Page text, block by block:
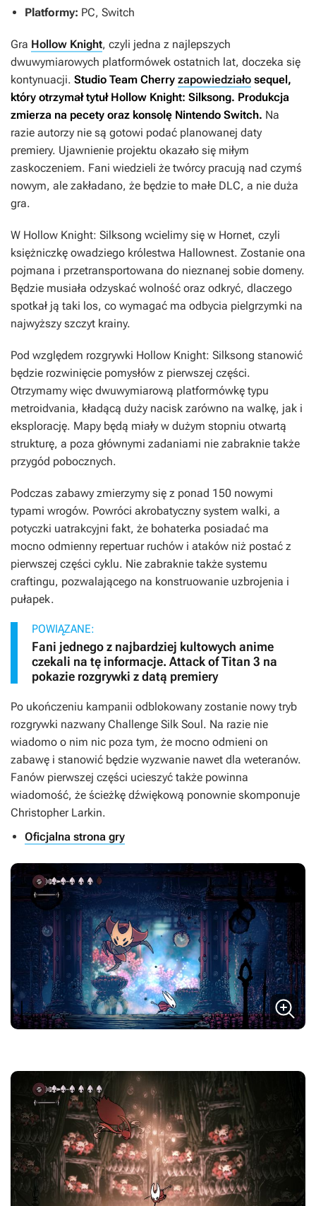
Platformy: PC, Switch
Gra Hollow Knight, czyli jedna z najlepszych
dwuwymiarowych platformówek ostatnich lat, doczeka się
kontynuacji. Studio Team Cherry zapowiedziało sequel,
który otrzymał tytuł Hollow Knight: Silksong. Produkcja
zmierza na pecety oraz konsolę Nintendo Switch. Na
razie autorzy nie są gotowi podać planowanej daty
premiery. Ujawnienie projektu okazało się miłym
zaskoczeniem. Fani wiedzieli że twórcy pracują nad czymś
nowym, ale zakładano, że będzie to małe DLC, a nie duża
gra.
W Hollow Knight: Silksong wcielimy się w Hornet, czyli
księżniczkę owadziego królestwa Hallownest. Zostanie ona
pojmana i przetransportowana do nieznanej sobie domeny.
Będzie musiała odzyskać wolność oraz odkryć, dlaczego
spotkał ją taki los, co wymagać ma odbycia pielgrzymki na
najwyższy szczyt krainy.
Pod względem rozgrywki Hollow Knight: Silksong stanowić
będzie rozwinięcie pomysłów z pierwszej części.
Otrzymamy więc dwuwymiarową platformówkę typu
metroidvania, kładącą duży nacisk zarówno na walkę, jak i
eksplorację. Mapy będą miały w dużym stopniu otwartą
strukturę, a poza głównymi zadaniami nie zabraknie także
przygód pobocznych.
Podczas zabawy zmierzymy się z ponad 150 nowymi
typami wrogów. Powróci akrobatyczny system walki, a
potyczki uatrakcyjni fakt, że bohaterka posiadać ma
mocno odmienny repertuar ruchów i ataków niż postać z
pierwszej części cyklu. Nie zabraknie także systemu
craftingu, pozwalającego na konstruowanie uzbrojenia i
pułapek.
POWIĄZANE:
Fani jednego z najbardziej kultowych anime
czekali na tę informacje. Attack of Titan 3 na
pokazie rozgrywki z datą premiery
Po ukończeniu kampanii odblokowany zostanie nowy tryb
rozgrywki nazwany Challenge Silk Soul. Na razie nie
wiadomo o nim nic poza tym, że mocno odmieni on
zabawę i stanowić będzie wyzwanie nawet dla weteranów.
Fanów pierwszej części ucieszyć także powinna
wiadomość, że ścieżkę dźwiękową ponownie skomponuje
Christopher Larkin.
Oficjalna strona gry